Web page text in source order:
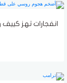
انفجارات تهز